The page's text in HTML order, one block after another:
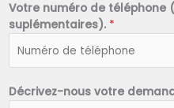
Votre numéro de téléphone
suplémentaires). *
Décrivez-nous votre